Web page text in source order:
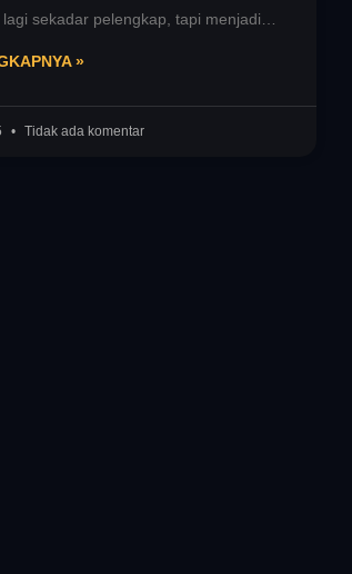
sekadar pelengkap, tapi menjadi
»
Tidak ada komentar